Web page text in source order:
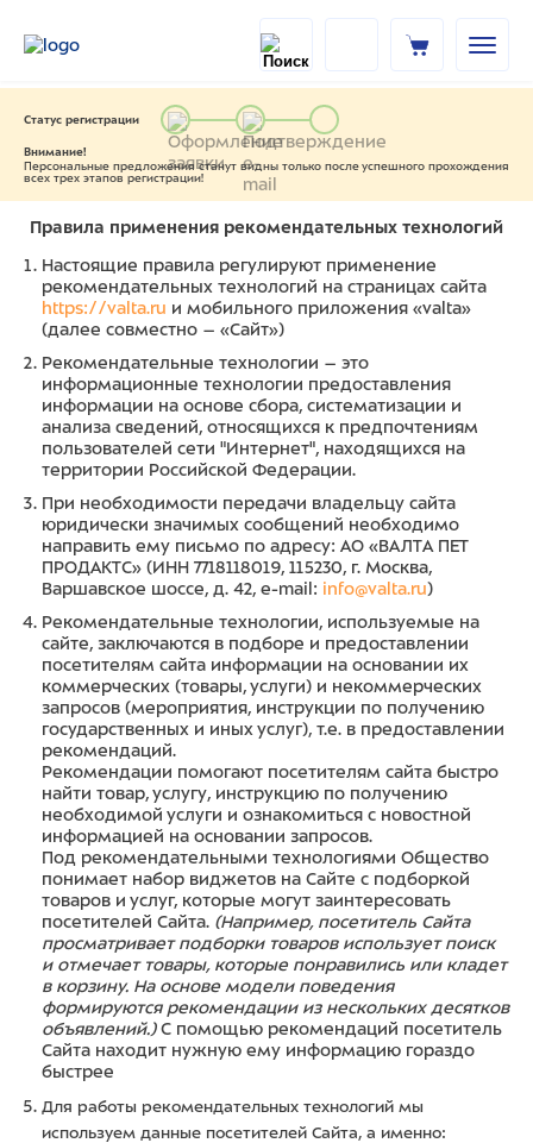
Статус регистрации
Внимание!
Персональные предложения станут видны только после успешного прохождения
всех трех этапов регистрации!
Правила применения рекомендательных технологий
Настоящие правила регулируют применение
рекомендательных технологий на страницах сайта
https://valta.ru и мобильного приложения «valta»
(далее совместно – «Сайт»)
Рекомендательные технологии – это
информационные технологии предоставления
информации на основе сбора, систематизации и
анализа сведений, относящихся к предпочтениям
пользователей сети "Интернет", находящихся на
территории Российской Федерации.
При необходимости передачи владельцу сайта
юридически значимых сообщений необходимо
направить ему письмо по адресу: АО «ВАЛТА ПЕТ
ПРОДАКТС» (ИНН 7718118019, 115230, г. Москва,
Варшавское шоссе, д. 42, e-mail: info@valta.ru)
Рекомендательные технологии, используемые на
сайте, заключаются в подборе и предоставлении
посетителям сайта информации на основании их
коммерческих (товары, услуги) и некоммерческих
запросов (мероприятия, инструкции по получению
государственных и иных услуг), т.е. в предоставлении
рекомендаций.
Рекомендации помогают посетителям сайта быстро
найти товар, услугу, инструкцию по получению
необходимой услуги и ознакомиться с новостной
информацией на основании запросов.
Под рекомендательными технологиями Общество
понимает набор виджетов на Сайте с подборкой
товаров и услуг, которые могут заинтересовать
посетителей Сайта. (Например, посетитель Сайта
просматривает подборки товаров использует поиск
и отмечает товары, которые понравились или кладет
в корзину. На основе модели поведения
формируются рекомендации из нескольких десятков
объявлений.)С помощью рекомендаций посетитель
Сайта находит нужную ему информацию гораздо
быстрее
Для работы рекомендательных технологий мы
используем данные посетителей Сайта, а именно: